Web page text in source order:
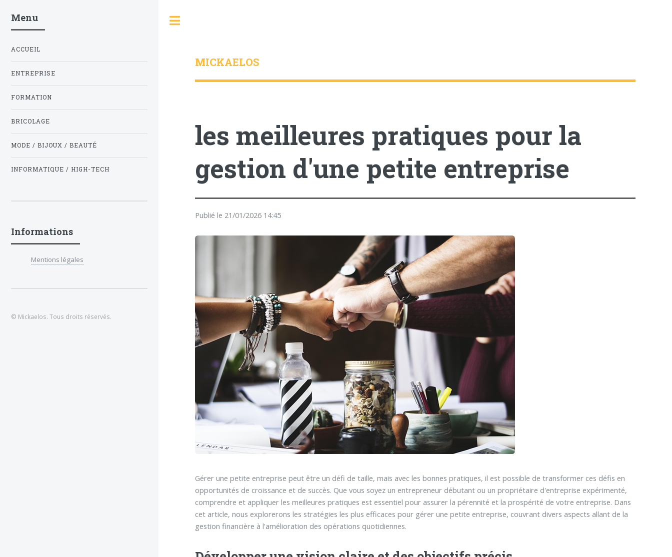
MICKAELOS
les meilleures pratiques pour la
gestion d'une petite entreprise
Publié le 21/01/2026 14:45
Gérer une petite entreprise peut être un défi de taille, mais avec les bonnes pratiques, il est possible de transformer ces défis en
opportunités de croissance et de succès. Que vous soyez un entrepreneur débutant ou un propriétaire d'entreprise expérimenté,
comprendre et appliquer les meilleures pratiques est essentiel pour assurer la pérennité et la prospérité de votre entreprise. Dans
cet article, nous explorerons les stratégies les plus efficaces pour gérer une petite entreprise, couvrant divers aspects allant de la
gestion financière à l'amélioration des opérations quotidiennes.
Menu
ACCUEIL
ENTREPRISE
FORMATION
BRICOLAGE
MODE / BIJOUX / BEAUTÉ
INFORMATIQUE / HIGH-TECH
Informations
Mentions légales
© Mickaelos. Tous droits réservés.